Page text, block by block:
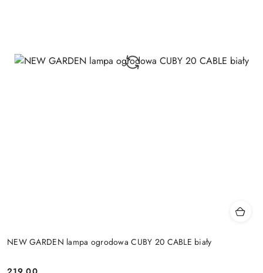
NEW GARDEN lampa ogrodowa CUBY 20 CABLE biały